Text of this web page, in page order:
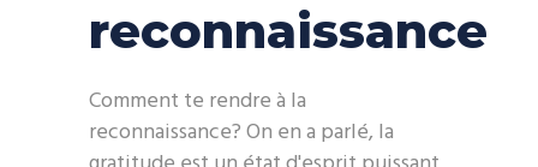
reconnaissance
Comment te rendre à la
reconnaissance? On en a parlé, la